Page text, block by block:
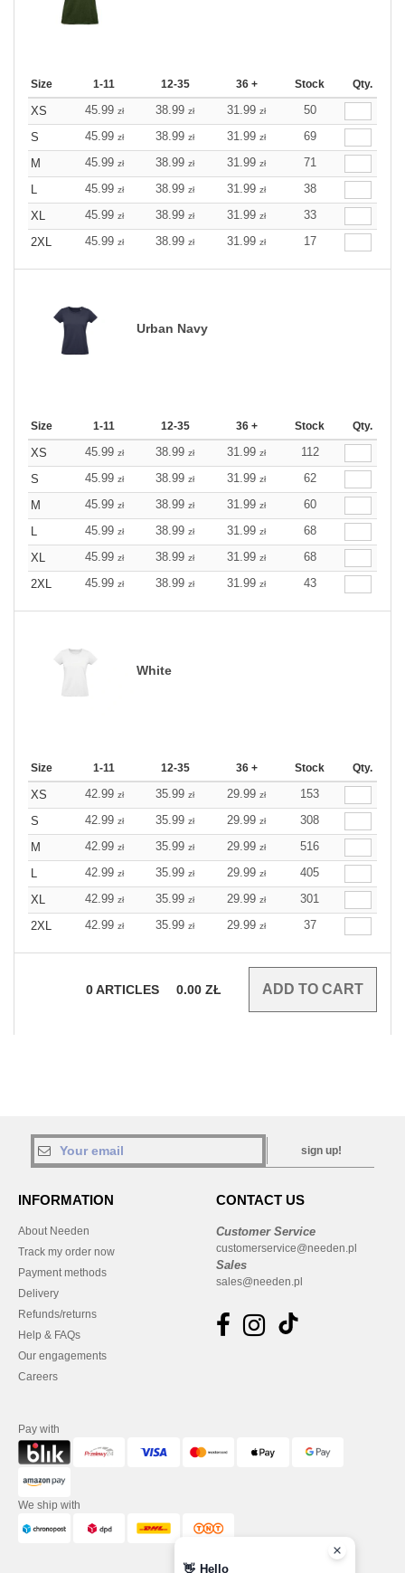
Size 1-11 12-35 36 + Stock Qty.
XS 45.99 zł 38.99 zł 31.99 zł
50
S
45.99 zł 38.99 zł 31.99 zł
69
M
45.99 zł 38.99 zł 31.99 zł
71
L
45.99 zł 38.99 zł 31.99 zł
38
XL
45.99 zł 38.99 zł 31.99 zł
33
2XL
45.99 zł 38.99 zł 31.99 zł 17
Urban Navy
Size 1-11 12-35 36 + Stock Qty.
XS 45.99 zł 38.99 zł 31.99 zł
112
S
45.99 zł 38.99 zł 31.99 zł
62
M
45.99 zł 38.99 zł 31.99 zł
60
L
45.99 zł 38.99 zł 31.99 zł
68
XL
45.99 zł 38.99 zł 31.99 zł
68
2XL
45.99 zł 38.99 zł 31.99 zł 43
White
Size 1-11 12-35 36 + Stock Qty.
XS 42.99 zł 35.99 zł 29.99 zł
153
S
42.99 zł 35.99 zł 29.99 zł
308
M
42.99 zł 35.99 zł 29.99 zł
516
L
42.99 zł 35.99 zł 29.99 zł
405
XL
42.99 zł 35.99 zł 29.99 zł
301
2XL
42.99 zł 35.99 zł 29.99 zł 37
0ARTICLES 0.00 ZŁ
sign up!
INFORMATION
About Needen
Track my order now
Payment methods
Delivery
Refunds/returns
Help & FAQs
Our engagements
Careers
CONTACT US
Customer Service
customerservice@needen.pl
Sales
sales@needen.pl
Pay with
We ship with
👋 Hello